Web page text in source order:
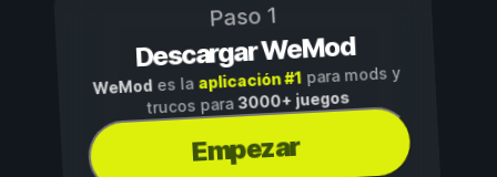
Paso 1
Descargar WeMod
WeMod es la aplicación #1para mods y
trucos para3000+ juegos
Empezar